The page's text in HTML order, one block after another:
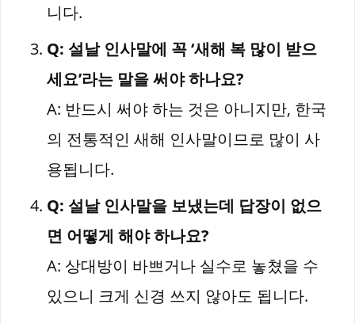
니다.
Q: 설날 인사말에 꼭 ‘새해 복 많이 받으
세요’라는 말을 써야 하나요?
A: 반드시 써야 하는 것은 아니지만, 한국
의 전통적인 새해 인사말이므로 많이 사
용됩니다.
Q: 설날 인사말을 보냈는데 답장이 없으
면 어떻게 해야 하나요?
A: 상대방이 바쁘거나 실수로 놓쳤을 수
있으니 크게 신경 쓰지 않아도 됩니다.